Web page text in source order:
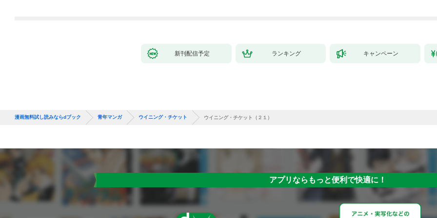
新刊配信予定 ランキング キャンペーン
漫画無料試し読みならdブック 青年マンガ ウイニング・チケット ウイニング・チケット（２１）
アプリならもっと便利で快適に！